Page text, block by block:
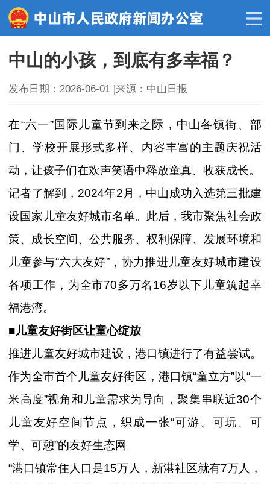
中山的小孩，到底有多幸福？
发布日期：2026-06-01 |来源：中山日报
在“六一”国际儿童节到来之际，中山各镇街、部
门、学校开展形式多样、内容丰富的主题庆祝活
动，让孩子们在欢声笑语中释放童真、收获成长。
记者了解到，2024年2月，中山成功入选第三批建
设国家儿童友好城市名单。此后，我市聚焦社会政
策、成长空间、公共服务、权利保障、发展环境和
儿童参与“六大友好”，协力推进儿童友好城市建设
各项工作，为全市70多万名16岁以下儿童筑起幸
福港湾。
■儿童友好街区让童心绽放
推进儿童友好城市建设，港口镇进行了有益尝试。
作为全市首个儿童友好街区，港口镇“童立方”以“一
米高度”视角和儿童需求为导向，聚集串联近30个
儿童友好空间节点，织成一张“可游、可玩、可
学、可憩”的友好生态网。
“港口镇常住人口是15万人，新港社区就有7万人，